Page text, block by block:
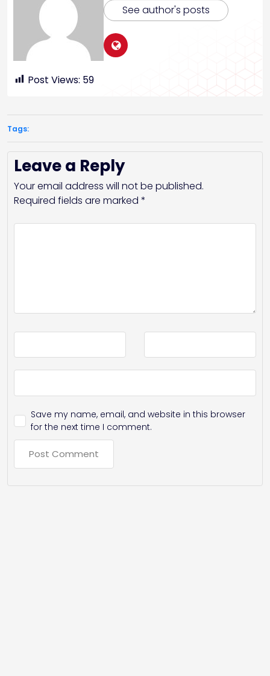
See author's posts
Post Views: 59
Tags:
Leave a Reply
Your email address will not be published.
Required fields are marked *
Save my name, email, and website in this browser
for the next time I comment.